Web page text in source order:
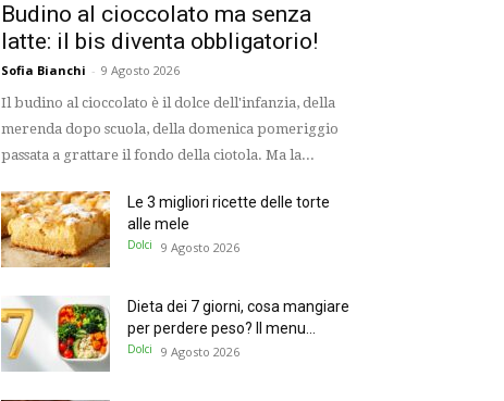
Budino al cioccolato ma senza
latte: il bis diventa obbligatorio!
Sofia Bianchi - 9 Agosto 2026
Il budino al cioccolato è il dolce dell'infanzia, della
merenda dopo scuola, della domenica pomeriggio
passata a grattare il fondo della ciotola. Ma la...
Le 3 migliori ricette delle torte
alle mele
Dolci 9 Agosto 2026
Dieta dei 7 giorni, cosa mangiare
per perdere peso? Il menu...
Dolci 9 Agosto 2026